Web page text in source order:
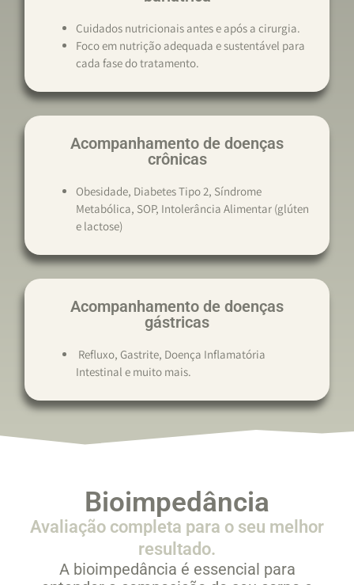
Cuidados nutricionais antes e após a cirurgia.
Foco em nutrição adequada e sustentável para
cada fase do tratamento.
Acompanhamento de doenças
crônicas
Obesidade, Diabetes Tipo 2, Síndrome
Metabólica, SOP, Intolerância Alimentar (glúten
e lactose)
Acompanhamento de doenças
gástricas
Refluxo, Gastrite, Doença Inflamatória
Intestinal e muito mais.
Bioimpedância
Avaliação completa para o seu melhor
resultado.
A bioimpedância é essencial para